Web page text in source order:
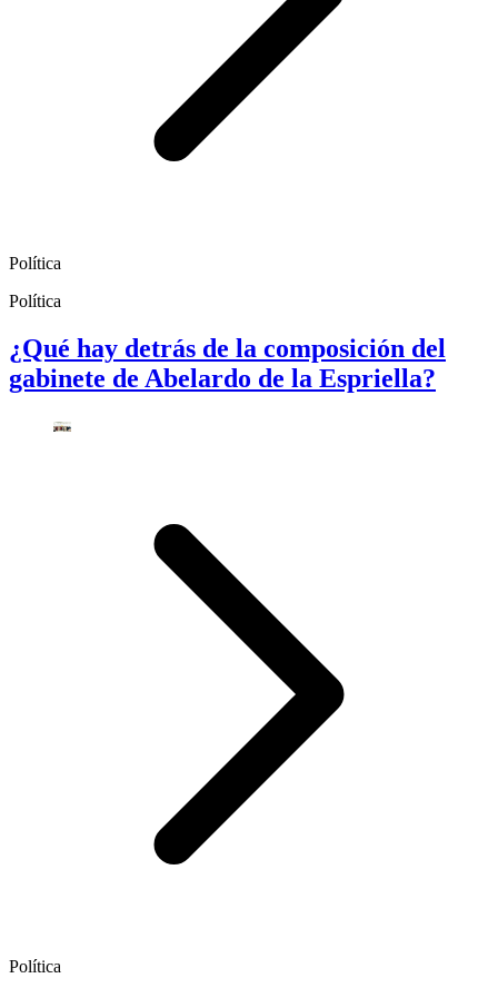
Política
Política
¿Qué hay detrás de la composición del
gabinete de Abelardo de la Espriella?
Política